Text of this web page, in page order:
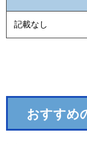
記載なし
おすすめ